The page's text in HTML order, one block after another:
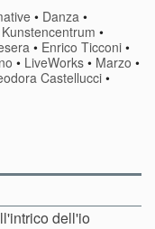
• Danza •
Kunstencentrum •
• Enrico Ticconi •
• LiveWorks • Marzo •
Castellucci •
dell'io